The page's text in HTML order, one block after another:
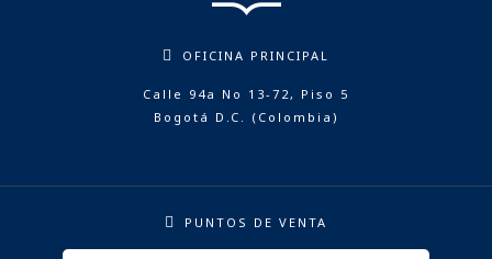
OFICINA PRINCIPAL
Calle 94a No 13-72, Piso 5
Bogotá D.C. (Colombia)
PUNTOS DE VENTA